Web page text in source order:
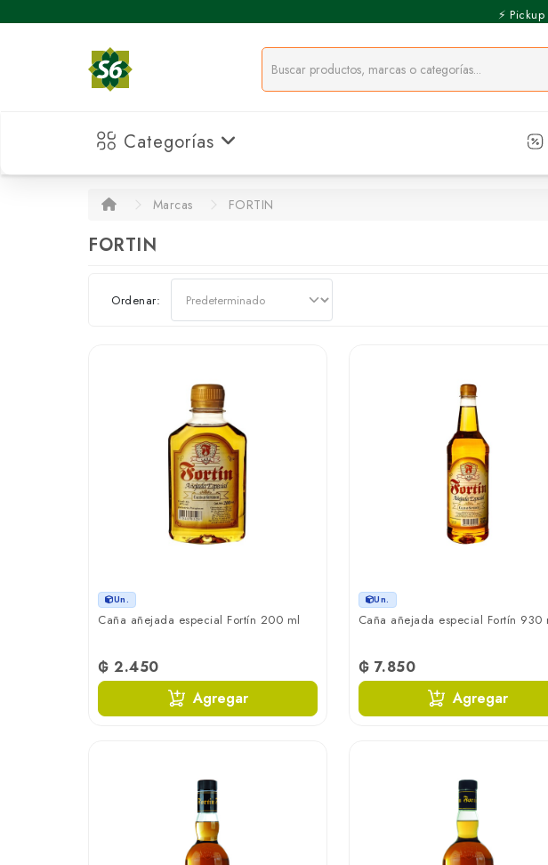
⚡️
Categorías
Marcas FORTIN
FORTIN
Ordenar:
Un.
Caña añejada especial Fortín 200 ml
₲ 2.450
Agregar
Un.
Caña añejada especial Fortín 930
₲ 7.850
Agregar